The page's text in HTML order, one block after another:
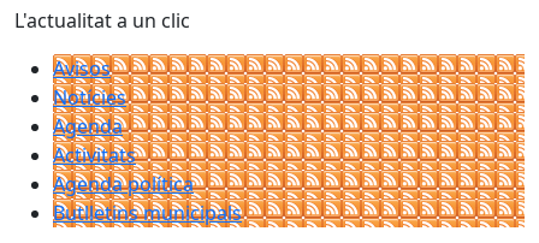
L'actualitat a un clic
Avisos
Notícies
Agenda
Activitats
Agenda política
Butlletins municipals